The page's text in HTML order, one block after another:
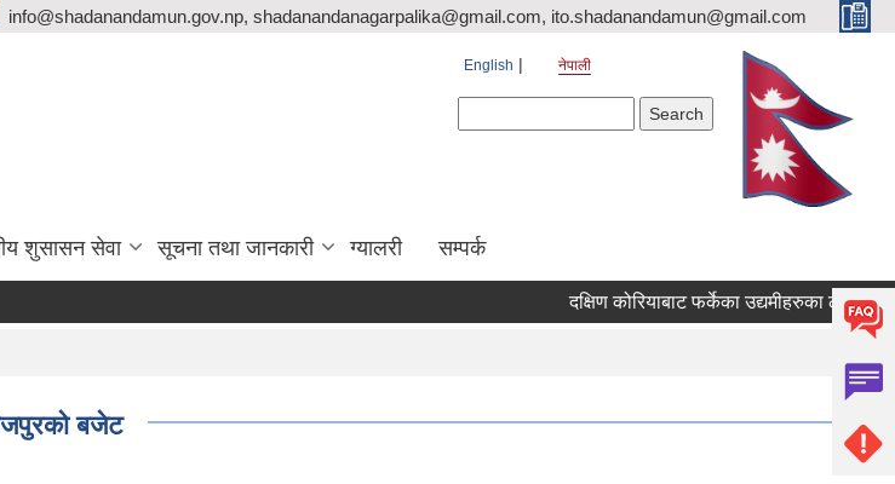
info@shadanandamun.gov.np, shadanandanagarpalika@gmail.com, ito.shadanandamun@gmail.com
English नेपाली
शुसासन सेवा सूचना तथा जानकारी ग्यालरी सम्पर्क
दक्षिण कोरियाबाट फर्केका उद्यमीहरुका लागि
बजेट